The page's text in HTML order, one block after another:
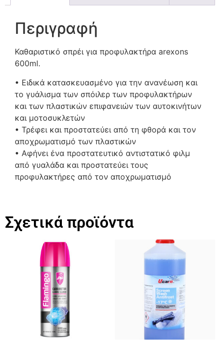
Περιγραφή
Καθαριστικό σπρέι για προφυλακτήρα arexons
600ml.
• Ειδικά κατασκευασμένο για την ανανέωση και
το γυάλισμα των σπόιλερ των προφυλακτήρων
και των πλαστικών επιφανειών των αυτοκινήτων
και μοτοσυκλετών
• Τρέφει και προστατεύει από τη φθορά και τον
αποχρωματισμό των πλαστικών
• Αφήνει ένα προστατευτικό αντιστατικό φιλμ
από γυαλάδα και προστατεύει τους
προφυλακτήρες από τον αποχρωματισμό
Σχετικά προϊόντα